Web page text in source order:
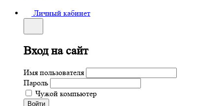
Личный кабинет
Вход на сайт
Имя пользователя
Пароль
Чужой компьютер